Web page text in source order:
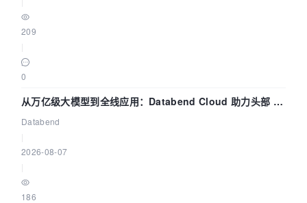
209
0
从万亿级大模型到全线应用：Databend Cloud 助力头部 AI
企业构建全链路 Trace 数据管道
Databend
2026-08-07
186